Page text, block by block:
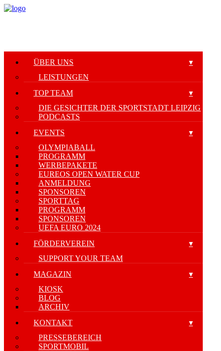
ÜBER UNS
LEISTUNGEN
TOP TEAM
DIE GESICHTER DER SPORTSTADT LEIPZIG
PODCASTS
EVENTS
OLYMPIABALL
PROGRAMM
WERBEPAKETE
EUREOS OPEN WATER CUP
ANMELDUNG
SPONSOREN
SPORTTAG
PROGRAMM
SPONSOREN
UEFA EURO 2024
FÖRDERVEREIN
SUPPORT YOUR TEAM
MAGAZIN
KIOSK
BLOG
ARCHIV
KONTAKT
PRESSEBEREICH
SPORTMOBIL